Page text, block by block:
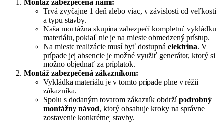
Montáž zabezpečená nami:
Trvá zvyčajne 1 deň alebo viac, v závislosti od veľkosti
a typu stavby.
Naša montážna skupina zabezpečí kompletnú vykládku
materiálu, pokiaľ nie je na mieste obmedzený prístup.
Na mieste realizácie musí byť dostupná elektrina. V
prípade jej absencie je možné využiť generátor, ktorý si
možno objednať za príplatok.
Montáž zabezpečená zákazníkom:
Vykládka materiálu je v tomto prípade plne v réžii
zákazníka.
Spolu s dodaným tovarom zákazník obdržípodrobný
montážny návod, ktorý obsahuje kroky na správne
zostavenie konkrétnej stavby.